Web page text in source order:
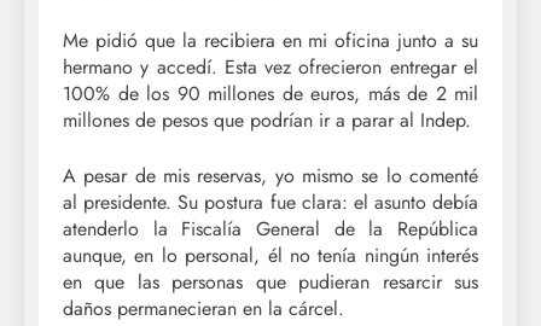
Me pidió que la recibiera en mi oficina junto a su
hermano y accedí. Esta vez ofrecieron entregar el
100% de los 90 millones de euros, más de 2 mil
millones de pesos que podrían ir a parar al Indep.
A pesar de mis reservas, yo mismo se lo comenté
al presidente. Su postura fue clara: el asunto debía
atenderlo la Fiscalía General de la República
aunque, en lo personal, él no tenía ningún interés
en que las personas que pudieran resarcir sus
daños permanecieran en la cárcel.